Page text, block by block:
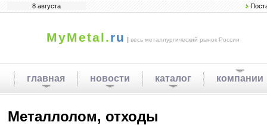
8 августа
MyMetal.ru | весь металлургический рынок России
главная новости каталог компании
Металлолом, отходы